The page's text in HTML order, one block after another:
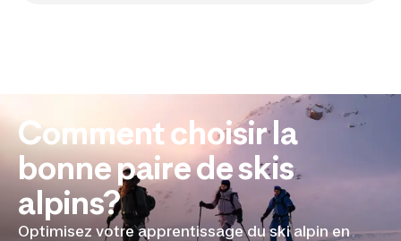
Comment choisir la
bonne paire de skis
alpins?
Optimisez votre apprentissage du ski alpin en